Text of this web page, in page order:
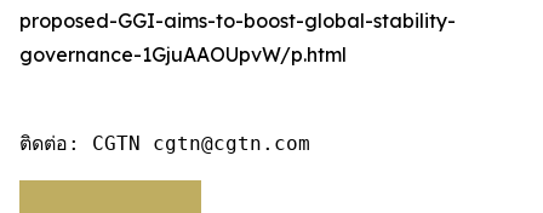
proposed-GGI-aims-to-boost-global-stability-
governance-1GjuAAOUpvW/p.html
ติดต่อ: CGTN cgtn@cgtn.com